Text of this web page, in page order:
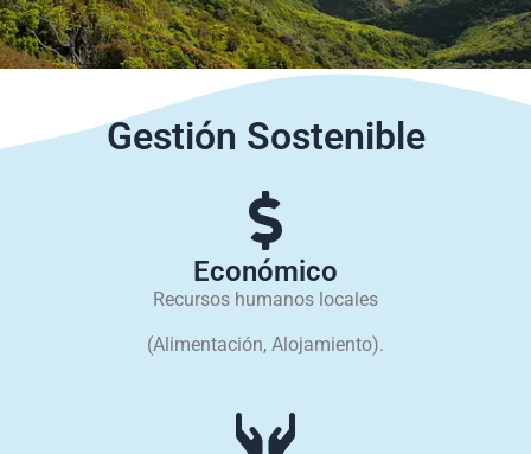
Gestión Sostenible
Económico
Recursos humanos locales
(Alimentación, Alojamiento).